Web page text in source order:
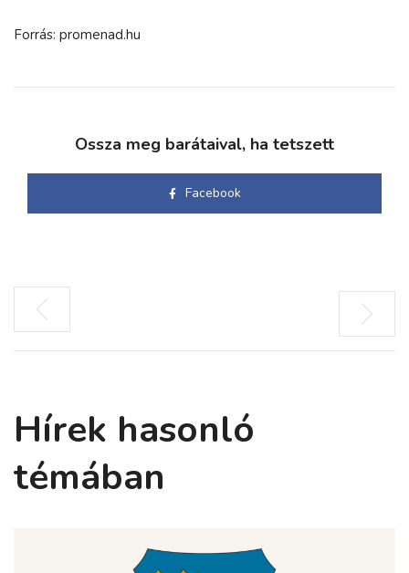
Forrás: promenad.hu
Ossza meg barátaival, ha tetszett
Facebook
Hírek hasonló
témában